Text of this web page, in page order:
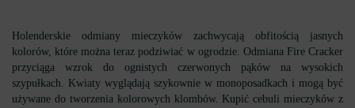
Holenderskie odmiany mieczyków zachwycają obfitością jasnych
kolorów, które można teraz podziwiać w ogrodzie. Odmiana Fire Cracker
przyciąga wzrok do ognistych czerwonych pąków na wysokich
szypułkach. Kwiaty wyglądają szykownie w monoposadkach i mogą być
używane do tworzenia kolorowych klombów. Kupić cebuli mieczyków z